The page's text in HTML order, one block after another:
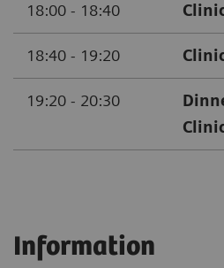
18:00 - 18:40
18:40 - 19:20
19:20 - 20:30
Information